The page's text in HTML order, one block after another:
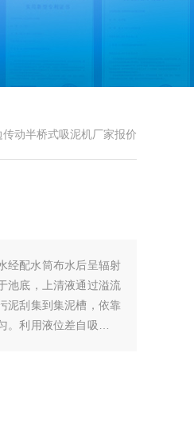
动半桥式吸泥机厂家报价
经配水筒布水后呈辐射
池底，上清液通过溢流
泥刮集到集泥槽，依靠
利用液位差自吸式排